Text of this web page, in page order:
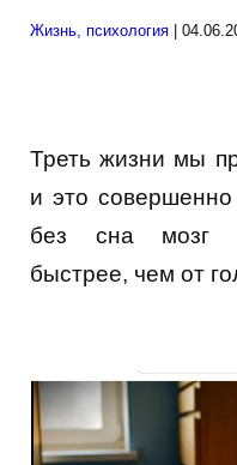
Жизнь, психология |
Треть жизни мы
и это
без сна мозг
быстрее, чем от